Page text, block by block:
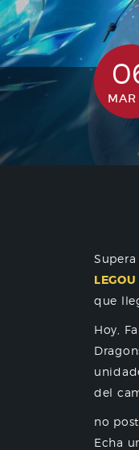
MAR
que
Hoy,
del
no
Echa